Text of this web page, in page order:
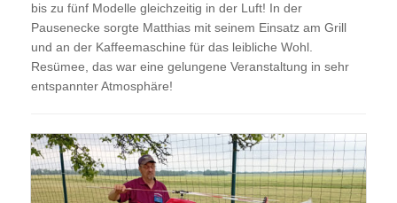
bis zu fünf Modelle gleichzeitig in der Luft! In der
Pausenecke sorgte Matthias mit seinem Einsatz am Grill
und an der Kaffeemaschine für das leibliche Wohl.
Resümee, das war eine gelungene Veranstaltung in sehr
entspannter Atmosphäre!